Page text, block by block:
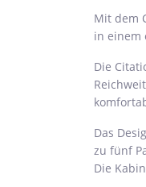
Mit dem
in einem
Die
Das
zu fünf
Die